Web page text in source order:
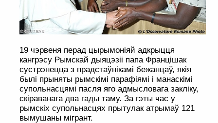
19 чэрвеня перад цырымоніяй адкрыцця
кангрэсу Рымскай дыяцэзіі папа Францішак
сустрэнецца з прадстаўнікамі бежанцаў, якія
былі прыняты рымскімі парафіямі і манаскімі
супольнасцямі пасля яго адмысловага закліку,
скіраванага два гады таму. За гэты час у
рымскіх супольнасцях прытулак атрымаў 121
вымушаны мігрант.